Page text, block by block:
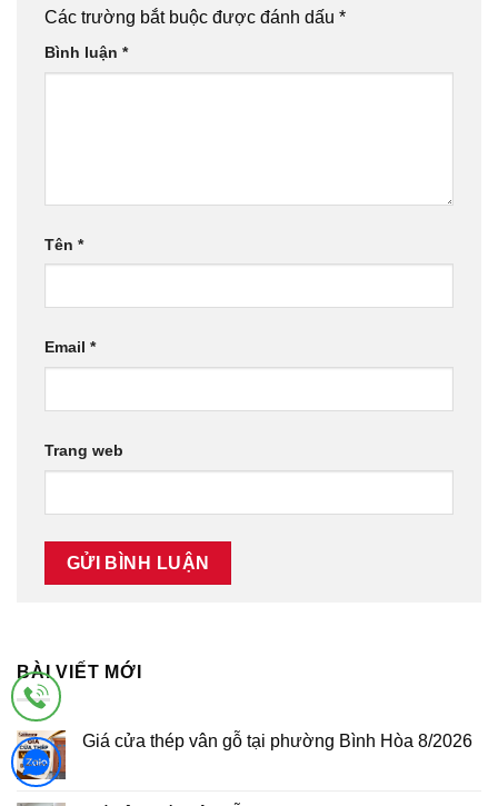
Các trường bắt buộc được đánh dấu *
Bình luận *
Tên *
Email *
Trang web
BÀI VIẾT MỚI
Giá cửa thép vân gỗ tại phường Bình Hòa 8/2026